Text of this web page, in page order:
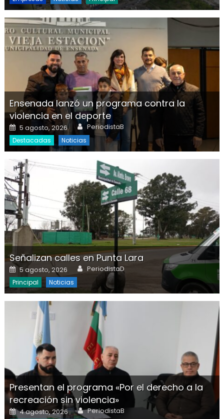
Ensenada lanzó un programa contra la
violencia en el deporte
Posted on
5 agosto, 2026 Author
PeriodistaB
Destacadas Noticias
Señalizan calles en Punta Lara
Posted on
5 agosto, 2026 Author
PeriodistaD
Principal Noticias
Presentan el programa «Por el derecho a la
recreación sin violencia»
Posted on
4 agosto, 2026 Author
PeriodistaB